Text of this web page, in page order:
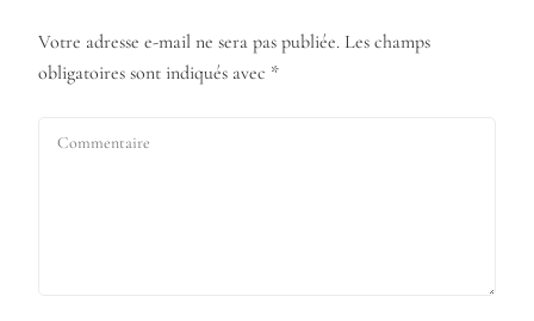
Votre adresse e-mail ne sera pas publiée. Les champs
obligatoires sont indiqués avec *